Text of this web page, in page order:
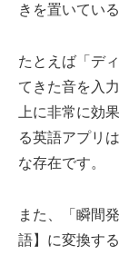
きを置いてい
たとえば「デ
てきた音を入
上に非常に効
る英語アプリ
な存在です。
また、「瞬間
語】に変換す